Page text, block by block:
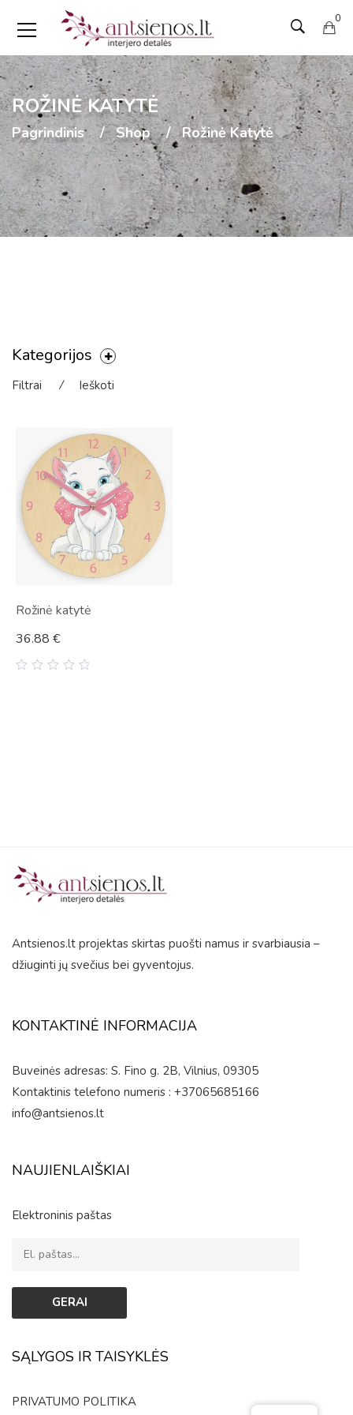
0
ROŽINĖ KATYTĖ
Pagrindinis Shop Rožinė Katytė
Kategorijos
Filtrai ⁄ Ieškoti
Rožinė katytė
36.88 €
Antsienos.lt projektas skirtas puošti namus ir svarbiausia –
džiuginti jų svečius bei gyventojus.
KONTAKTINĖ INFORMACIJA
Buveinės adresas: S. Fino g. 2B, Vilnius, 09305
Kontaktinis telefono numeris : +37065685166
info@antsienos.lt
NAUJIENLAIŠKIAI
Elektroninis paštas
SĄLYGOS IR TAISYKLĖS
PRIVATUMO POLITIKA